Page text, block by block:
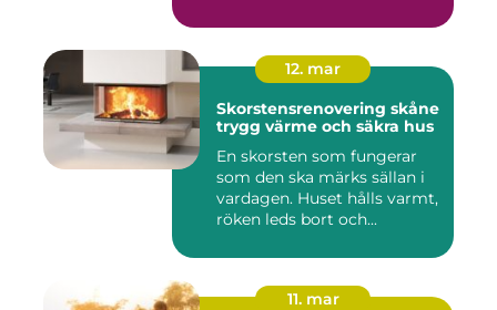
12. mar
Skorstensrenovering skåne
trygg värme och säkra hus
En skorsten som fungerar
som den ska märks sällan i
vardagen. Huset hålls varmt,
röken leds bort och...
11. mar